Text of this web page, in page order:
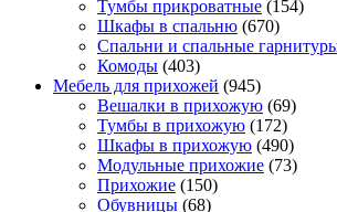
Тумбы прикроватные (154)
Шкафы в спальню (670)
Спальни и спальные
Комоды (403)
Мебель для прихожей (945)
Вешалки в прихожую (69)
Тумбы в прихожую (172)
Шкафы в прихожую (490)
Модульные прихожие (73)
Прихожие (150)
Обувницы (68)